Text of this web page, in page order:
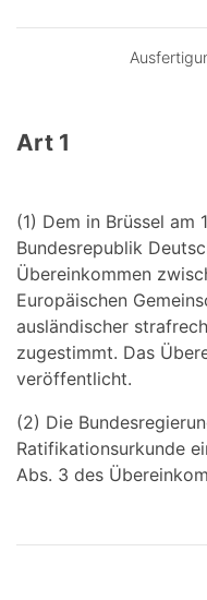
Art 1
(1) Dem in Brüssel am
Bundesrepublik
Übereinkommen
Europäischen
ausländischer
zugestimmt. Das
veröffentlicht.
(2) Die
Ratifikationsurkunde
Abs. 3 des